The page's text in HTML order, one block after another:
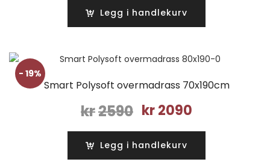
var:
kr2590. kr2090.
Legg i handlekurv
- 19%
Smart Polysoft overmadrass 70x190cm
kr2590 Opprinnelig
var:
kr2590.
kr2090
kr2090.
Legg i handlekurv